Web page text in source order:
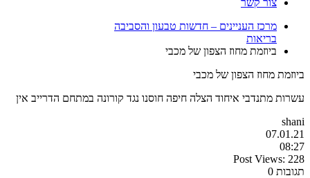
צור קשר
מרכז העניינים – חדשות טבעון והסביבה
בריאות
ביוזמת מחוז הצפון של מכבי
ביוזמת מחוז הצפון של מכבי
עשרות מתנדבי איחוד הצלה חיפה חוסנו נגד קורונה במתחם הדרייב אין
shani
07.01.21
08:27
Post Views: 228
תגובות 0